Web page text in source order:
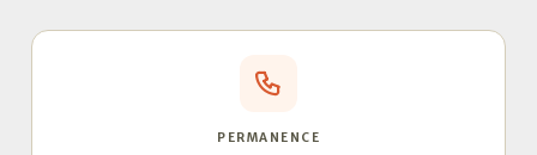
PERMANENCE